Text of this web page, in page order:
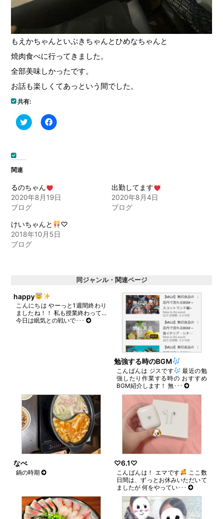
もえかちゃんといぶきちゃんとひめなちゃんと
焼肉食べに行ってきました。
全部美味しかったです。
お話も楽しくてあっという間でした。
共有:
ク
リ
(新
し
い
ウ
ィ
ド
ウ
で
開
Facebook
で
し
さ
い
(新
き
ま
す)
関連
るのちゃん
2020年8月19日
ブログ
出勤してます
2020年8月4日
ブログ
けいちゃんと
♡
2018年10月5日
ブログ
同ジャンル・関連ページ
happy
こんにちは やーっと1週間終わり
ましたね！！ 私も授業終わって…
今日は眠気との戦いで･･･
勉強する時のBGM
こんばんは ジスです
最近の勉
強したり作業する時の おすすめ
BGM紹介します！ 無･･･
なべ
鍋の時期
♡6.1♡
こんばんは！ エマです
ここ数
日間は、ずっとお休みいただいて
ましたが 何をやってい･･･